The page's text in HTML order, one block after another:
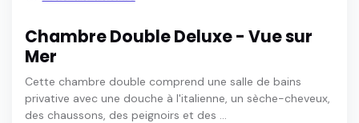
Chambre Double Deluxe - Vue sur
Mer
Cette chambre double comprend une salle de bains
privative avec une douche à l'italienne, un sèche-cheveux,
des chaussons, des peignoirs et des ...